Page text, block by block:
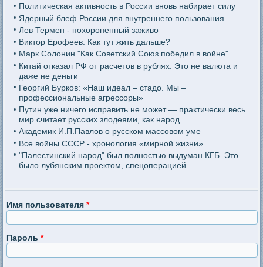
Политическая активность в России вновь набирает силу
Ядерный блеф России для внутреннего пользования
Лев Термен - похороненный заживо
Виктор Ерофеев: Как тут жить дальше?
Марк Солонин "Как Советский Союз победил в войне"
Китай отказал РФ от расчетов в рублях. Это не валюта и
даже не деньги
Георгий Бурков: «Наш идеал – стадо. Мы –
профессиональные агрессоры»
Путин уже ничего исправить не может — практически весь
мир считает русских злодеями, как народ
Академик И.П.Павлов о русском массовом уме
Все войны СССР - хронология «мирной жизни»
"Палестинский народ" был полностью выдуман КГБ. Это
было лубянским проектом, спецоперацией
Имя пользователя*
Пароль*